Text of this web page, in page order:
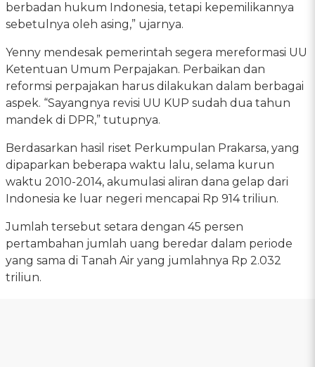
berbadan hukum Indonesia, tetapi kepemilikannya
sebetulnya oleh asing,” ujarnya.
Yenny mendesak pemerintah segera mereformasi UU
Ketentuan Umum Perpajakan. Perbaikan dan
reformsi perpajakan harus dilakukan dalam berbagai
aspek. “Sayangnya revisi UU KUP sudah dua tahun
mandek di DPR,” tutupnya.
Berdasarkan hasil riset Perkumpulan Prakarsa, yang
dipaparkan beberapa waktu lalu, selama kurun
waktu 2010-2014, akumulasi aliran dana gelap dari
Indonesia ke luar negeri mencapai Rp 914 triliun.
Jumlah tersebut setara dengan 45 persen
pertambahan jumlah uang beredar dalam periode
yang sama di Tanah Air yang jumlahnya Rp 2.032
triliun.